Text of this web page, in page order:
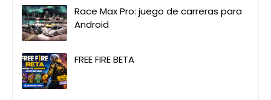
Race Max Pro: juego de carreras para
Android
FREE FIRE BETA